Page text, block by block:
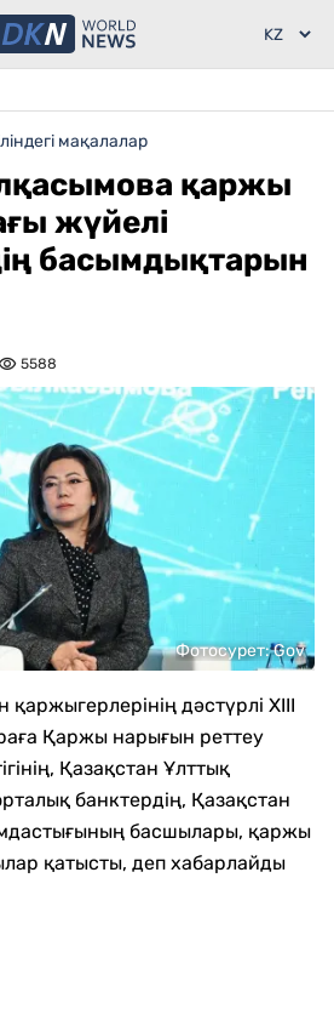
мақалалар
қаржы
жүйелі
басымдықтарын
5588
Фотосурет: Gov
дәстүрлі XIII
Қаржы нарығын реттеу
Қазақстан Ұлттық
банктердің, Қазақстан
басшылары, қаржы
қатысты, деп хабарлайды